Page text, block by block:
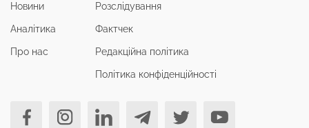
Новини
Аналітика
Про нас
Розслідування
Фактчек
Редакційна політика
Політика конфіденційності